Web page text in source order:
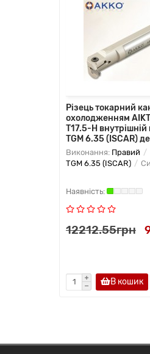
Різець токарний
охолодженням
T17.5-H внутрішній
TGM 6.35 (ISCAR)
Виконання: Правий
TGM 6.35 (ISCAR)
12212.55грн
В кошик